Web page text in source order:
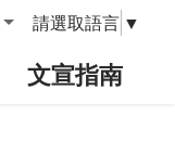
請選取語言 ▼
文宣指南